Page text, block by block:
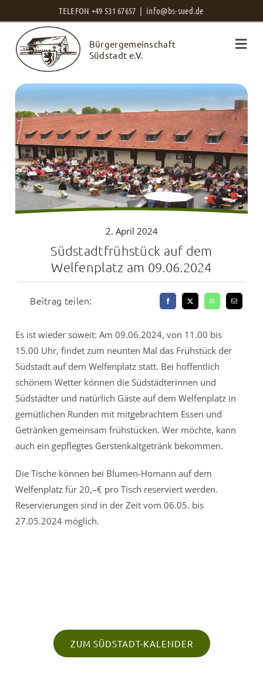
Inhalt
springen
TELEFON +49 531 67657 | info@bs-sued.de
Bürgergemeinschaft
Südstadt e.V.
2. April 2024
Südstadtfrühstück auf dem
Welfenplatz am 09.06.2024
Beitrag teilen:
Es ist wieder soweit: Am 09.06.2024, von 11.00 bis
15.00 Uhr, findet zum neunten Mal das Frühstück der
Südstadt auf dem Welfenplatz statt. Bei hoffentlich
schönem Wetter können die Südstädterinnen und
Südstädter und natürlich Gäste auf dem Welfenplatz in
gemütlichen Runden mit mitgebrachtem Essen und
Getränken gemeinsam frühstücken. Wer möchte, kann
auch ein gepflegtes Gerstenkaltgetränk bekommen.
Die Tische können bei Blumen-Homann auf dem
Welfenplatz für 20,–€ pro Tisch reserviert werden.
Reservierungen sind in der Zeit vom 06.05. bis
27.05.2024 möglich.
ZUM SÜDSTADT-KALENDER